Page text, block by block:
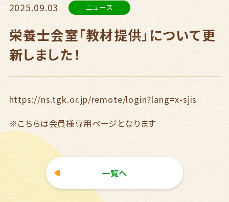
2025.09.03 ニュース
栄養士会室「教材提供」について更
新しました！
https://ns.tgk.or.jp/remote/login?lang=x-sjis
※こちらは会員様専用ページとなります
一覧へ